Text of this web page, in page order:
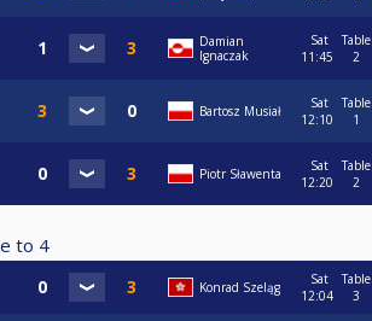
Damian
Ignaczak
Sat
11:45
Table
2
Bartosz Musiał
Sat
12:10
Table
1
Piotr Sławenta
Sat
12:20
Table
2
to 4
Konrad Szeląg
Sat
12:04
Table
3